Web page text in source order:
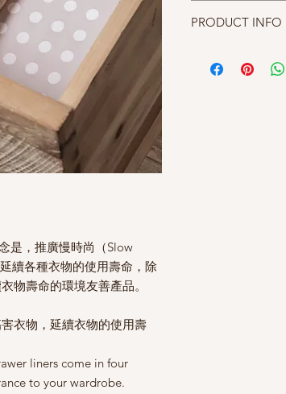
是，推廣慢時尚（Slow
續各種衣物的使用壽命，除
物壽命的環境友善產品。
衣物，延續衣物的使用壽
liners come in four
to your wardrobe.
斟酌，因數量有限
PRODUCT INFO